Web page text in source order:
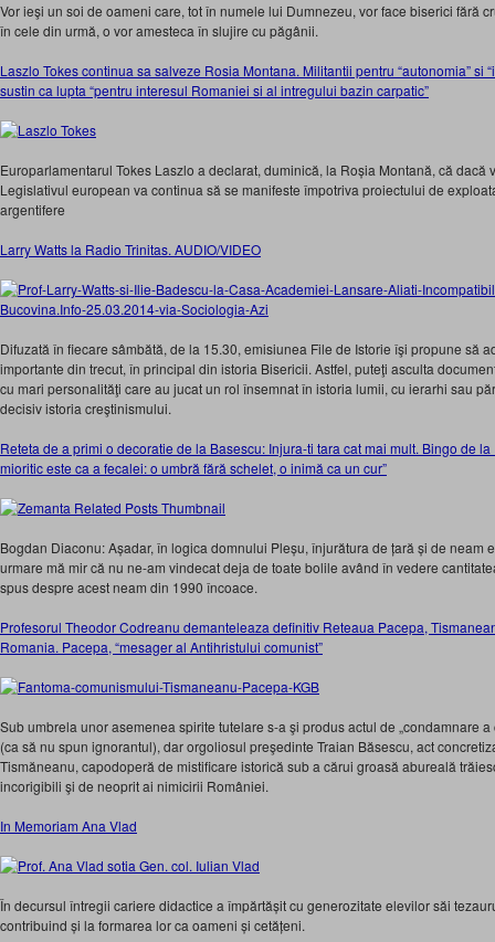
Vor ieşi un soi de oameni care, tot în numele lui Dumnezeu, vor face biserici fără
în cele din urmă, o vor amesteca în slujire cu păgânii.
Laszlo Tokes continua sa salveze Rosia Montana. Militantii pentru “autonomia” si
sustin ca lupta “pentru interesul Romaniei si al intregului bazin carpatic”
Europarlamentarul Tokes Laszlo a declarat, duminică, la Roșia Montană, că dacă
Legislativul european va continua să se manifeste împotriva proiectului de
argentifere
Larry Watts la Radio Trinitas. AUDIO/VIDEO
Difuzată în fiecare sâmbătă, de la 15.30, emisiunea File de Istorie îşi propune să
importante din trecut, în principal din istoria Bisericii. Astfel, puteţi asculta
cu mari personalităţi care au jucat un rol însemnat în istoria lumii, cu ierarhi sau
decisiv istoria creştinismului.
Reteta de a primi o decoratie de la Basescu: Injura-ti tara cat mai mult. Bingo de
mioritic este ca a fecalei: o umbră fără schelet, o inimă ca un cur”
Bogdan Diaconu: Așadar, în logica domnului Pleșu, înjurătura de țară și de neam
urmare mă mir că nu ne-am vindecat deja de toate bolile având în vedere
spus despre acest neam din 1990 încoace.
Profesorul Theodor Codreanu demanteleaza definitiv Reteaua Pacepa,
Romania. Pacepa, “mesager al Antihristului comunist”
Sub umbrela unor asemenea spirite tutelare s-⁠a şi produs actul de „condamnare
(ca să nu spun ignorantul), dar orgoliosul preşedinte Traian Băsescu, act
Tismăneanu, capodoperă de mistificare istorică sub a cărui groasă abureală
incorigibili şi de neoprit ai nimicirii României.
In Memoriam Ana Vlad
În decursul întregii cariere didactice a împărtășit cu generozitate elevilor săi
contribuind și la formarea lor ca oameni și cetățeni.